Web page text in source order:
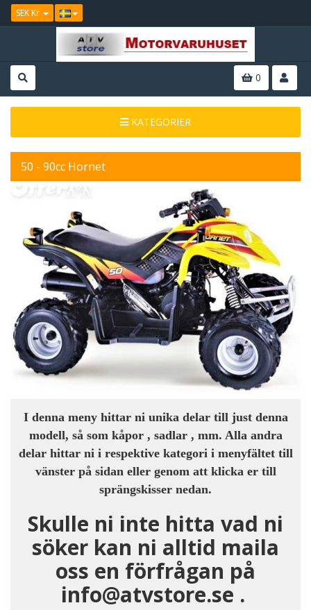
SEK Kr
0
KATEGORIER
50 - 90cc Hornet
I denna meny hittar ni unika delar till just denna
modell, så som kåpor , sadlar , mm. Alla andra
delar hittar ni i respektive kategori i menyfältet till
vänster på sidan eller genom att klicka er till
sprängskisser nedan.
Skulle ni inte hitta vad ni
söker kan ni alltid maila
oss en förfrågan på
info@atvstore.se .